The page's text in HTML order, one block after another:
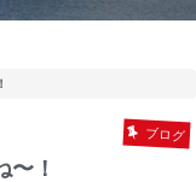
ブログ
！